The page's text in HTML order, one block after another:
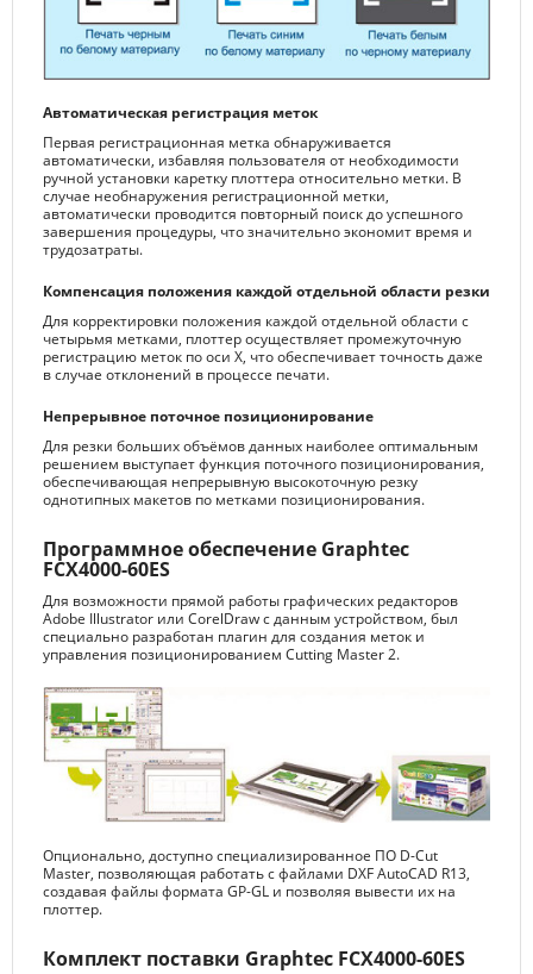
Автоматическая регистрация меток
Первая регистрационная метка обнаруживается
автоматически, избавляя пользователя от необходимости
ручной установки каретку плоттера относительно метки. В
случае необнаружения регистрационной метки,
автоматически проводится повторный поиск до успешного
завершения процедуры, что значительно экономит время и
трудозатраты.
Компенсация положения каждой отдельной области резки
Для корректировки положения каждой отдельной области с
четырьмя метками, плоттер осуществляет промежуточную
регистрацию меток по оси X, что обеспечивает точность даже
в случае отклонений в процессе печати.
Непрерывное поточное позиционирование
Для резки больших объёмов данных наиболее оптимальным
решением выступает функция поточного позиционирования,
обеспечивающая непрерывную высокоточную резку
однотипных макетов по метками позиционирования.
Программное обеспечение Graphtec
FCX4000-60ES
Для возможности прямой работы графических редакторов
Adobe Illustrator или CorelDraw с данным устройством, был
специально разработан плагин для создания меток и
управления позиционированием Cutting Master 2.
Опционально, доступно специализированное ПО D-Cut
Master, позволяющая работать с файлами DXF AutoCAD R13,
создавая файлы формата GP-GL и позволяя вывести их на
плоттер.
Комплект поставки Graphtec FCX4000-60ES